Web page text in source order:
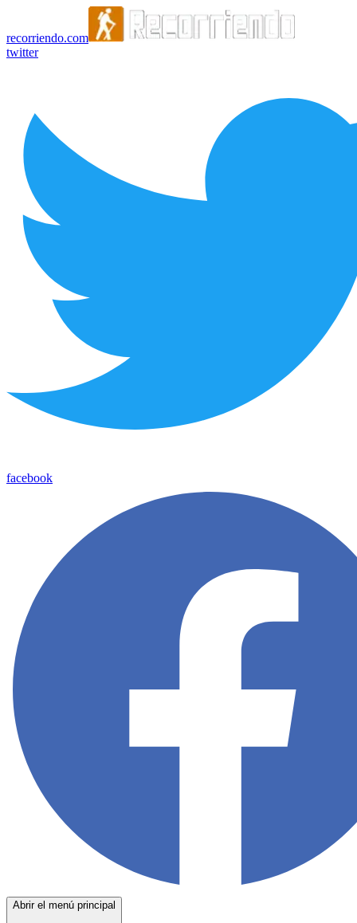
recorriendo.com
twitter
facebook
Abrir el menú principal